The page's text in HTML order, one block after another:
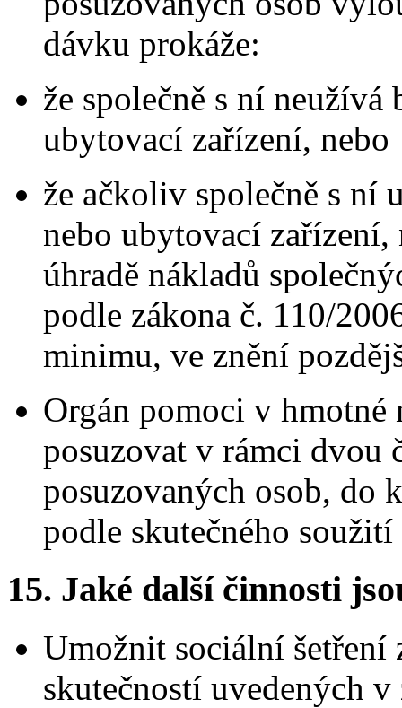
dávku prokáže:
že společně s ní
ubytovací zařízení, nebo
že ačkoliv společně s ní
nebo ubytovací
úhradě nákladů
podle zákona č. 110/
minimu, ve znění
Orgán pomoci v
posuzovat v rámci dvou
posuzovaných osob, do
podle skutečného soužití
15. Jaké další činnosti
Umožnit sociální šetření
skutečností uvedených